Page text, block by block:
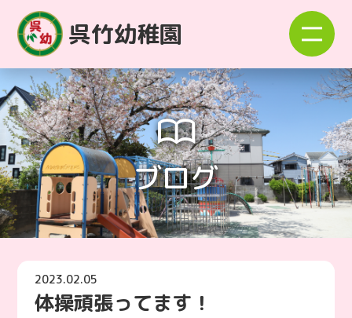
呉竹幼稚園
ブログ
2023.02.05
体操頑張ってます！